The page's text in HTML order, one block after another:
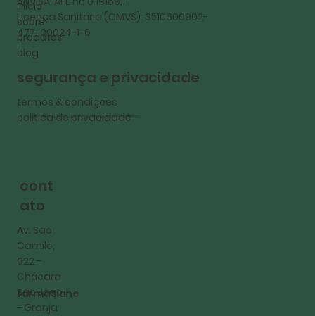
farmasiane
Licença Sanitária (CMVS): 3510600902-
477-00024-1-6
início
sobre
produtos
blog
segurança e privacidade
termos & condições
política de privacidade
cont
ato
Av. São
Camilo,
622 -
Chácara
São João
- Granja
Farmacêutica Responsável: Angélica Cristina M Paulo (CRF: 88573)